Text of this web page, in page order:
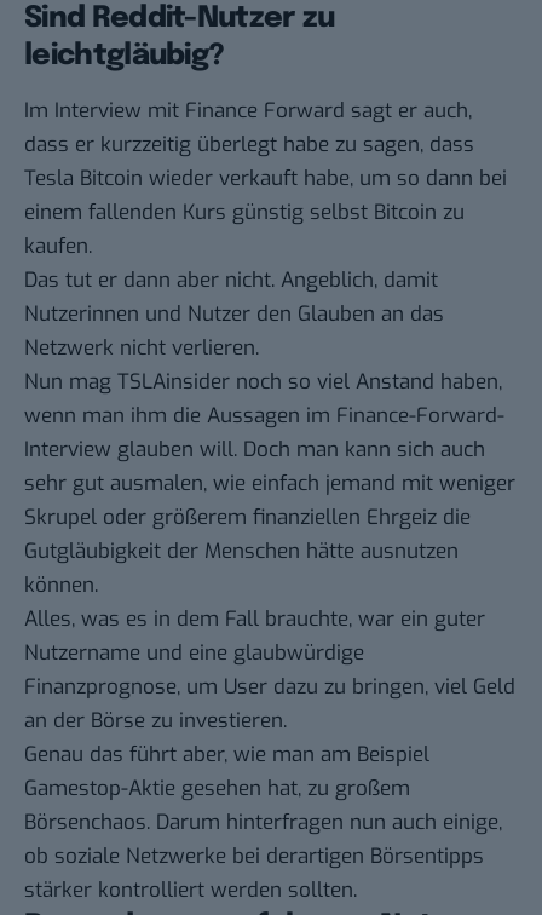
Sind Reddit-Nutzer zu
leichtgläubig?
Im Interview mit Finance Forward sagt er auch,
dass er kurzzeitig überlegt habe zu sagen, dass
Tesla Bitcoin wieder verkauft habe, um so dann bei
einem fallenden Kurs günstig selbst Bitcoin zu
kaufen.
Das tut er dann aber nicht. Angeblich, damit
Nutzerinnen und Nutzer den Glauben an das
Netzwerk nicht verlieren.
Nun mag TSLAinsider noch so viel Anstand haben,
wenn man ihm die Aussagen im Finance-Forward-
Interview glauben will. Doch man kann sich auch
sehr gut ausmalen, wie einfach jemand mit weniger
Skrupel oder größerem finanziellen Ehrgeiz die
Gutgläubigkeit der Menschen hätte ausnutzen
können.
Alles, was es in dem Fall brauchte, war ein guter
Nutzername und eine glaubwürdige
Finanzprognose, um User dazu zu bringen, viel Geld
an der Börse zu investieren.
Genau das führt aber, wie man am Beispiel
Gamestop-Aktie gesehen hat, zu großem
Börsenchaos. Darum hinterfragen nun auch einige,
ob soziale Netzwerke bei derartigen Börsentipps
stärker kontrolliert werden sollten.